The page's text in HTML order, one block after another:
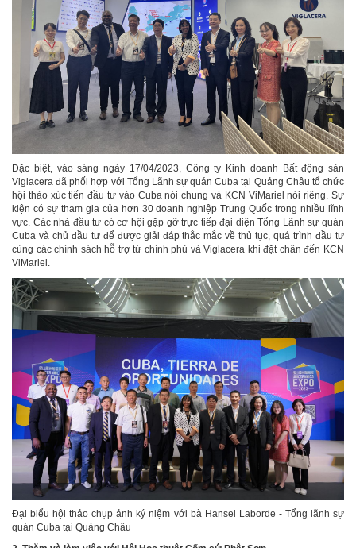
Đặc biệt, vào sáng ngày 17/04/2023, Công ty Kinh doanh Bất động sản
Viglacera đã phối hợp với Tổng Lãnh sự quán Cuba tại Quảng Châu tổ chức
hội thảo xúc tiến đầu tư vào Cuba nói chung và KCN ViMariel nói riêng. Sự
kiện có sự tham gia của hơn 30 doanh nghiệp Trung Quốc trong nhiều lĩnh
vực. Các nhà đầu tư có cơ hội gặp gỡ trực tiếp đại diện Tổng Lãnh sự quán
Cuba và chủ đầu tư để được giải đáp thắc mắc về thủ tục, quá trình đầu tư
cùng các chính sách hỗ trợ từ chính phủ và Viglacera khi đặt chân đến KCN
ViMariel.
Đại biểu hội thảo chụp ảnh ký niệm với bà Hansel Laborde - Tổng lãnh sự
quán Cuba tại Quảng Châu